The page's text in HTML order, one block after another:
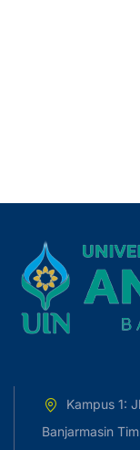
Kampus 1:
Banjarmasin